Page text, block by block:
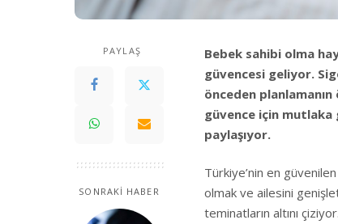
PAYLAŞ
SONRAKİ HABER
Bebek sahibi olma
güvencesi geliyor.
önceden
güvence için mutlaka
paylaşıyor.
Türkiye’nin en
olmak ve ailesini
teminatların altını